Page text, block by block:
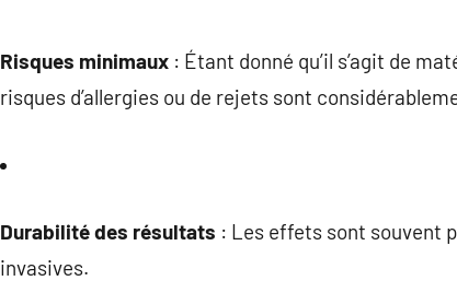
Risques minimaux : Étant donné qu’il s’agit de
risques d’allergies ou de rejets sont
Durabilité des résultats : Les effets sont souvent
invasives.